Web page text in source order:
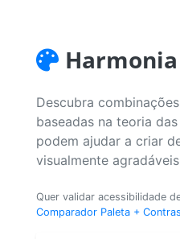
Descubra
baseadas na teoria
podem ajudar a criar
visualmente
Quer validar acessibilidade
Comparador Paleta +